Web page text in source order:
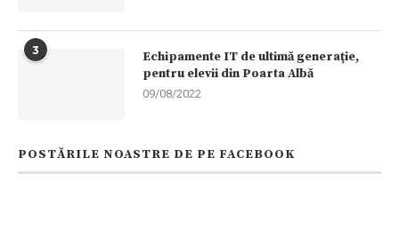
3
Echipamente IT de ultimă generaţie,
pentru elevii din Poarta Albă
09/08/2022
POSTĂRILE NOASTRE DE PE FACEBOOK